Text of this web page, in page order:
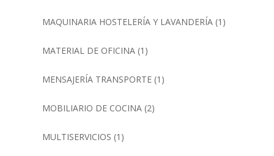
MAQUINARIA HOSTELERÍA Y LAVANDERÍA(1)
MATERIAL DE OFICINA(1)
MENSAJERÍA TRANSPORTE(1)
MOBILIARIO DE COCINA(2)
MULTISERVICIOS (1)